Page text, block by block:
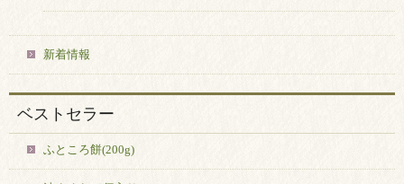
新着情報
ベストセラー
ふところ餅(200g)